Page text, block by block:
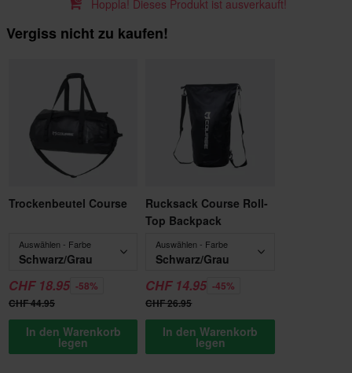
Hoppla! Dieses Produkt ist ausverkauft!
Vergiss nicht zu kaufen!
Trockenbeutel Course
Auswählen - Farbe
Schwarz/Grau
CHF 18.95 -58%
CHF 44.95
In den Warenkorb
legen
Rucksack Course Roll-
Top Backpack
Auswählen - Farbe
Schwarz/Grau
CHF 14.95 -45%
CHF 26.95
In den Warenkorb
legen